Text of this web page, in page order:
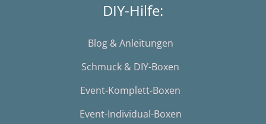
DIY-Hilfe:
Blog & Anleitungen
Schmuck & DIY-Boxen
Event-Komplett-Boxen
Event-Individual-Boxen